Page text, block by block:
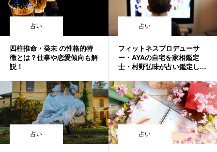
占い
四柱推命・癸未 の性格的特
徴とは？仕事や恋愛傾向も解
説！
占い
フィットネスプロデューサ
ー・AYAの自宅を家相鑑定
士・村野弘味が占い鑑定した
回！突然ですが占ってもいい
ですか？
占い 占い